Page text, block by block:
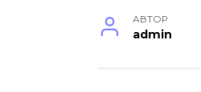
АВТОР
admin